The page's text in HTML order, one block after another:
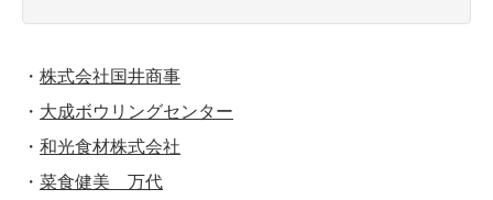
・ 株式会社国井商事
・ 大成ボウリングセンター
・ 和光食材株式会社
・ 菜食健美 万代